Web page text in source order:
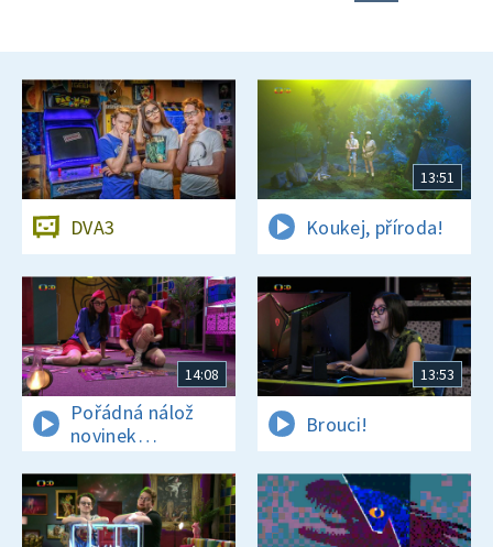
DVA3
13:51
Koukej, příroda!
14:08
Pořádná nálož
novinek
a zajímavostí
13:53
Brouci!